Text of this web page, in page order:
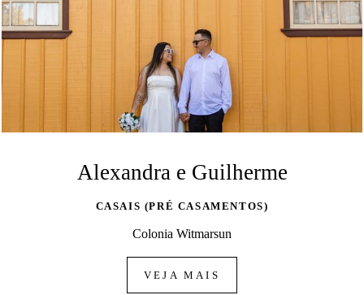
Alexandra e Guilherme
CASAIS (PRÉ CASAMENTOS)
Colonia Witmarsun
VEJA MAIS